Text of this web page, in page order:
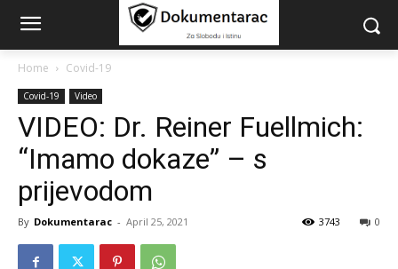
Home Covid-19
Covid-19 Video
VIDEO: Dr. Reiner Fuellmich:
“Imamo dokaze” – s
prijevodom
By Dokumentarac - April 25, 2021 0
3743